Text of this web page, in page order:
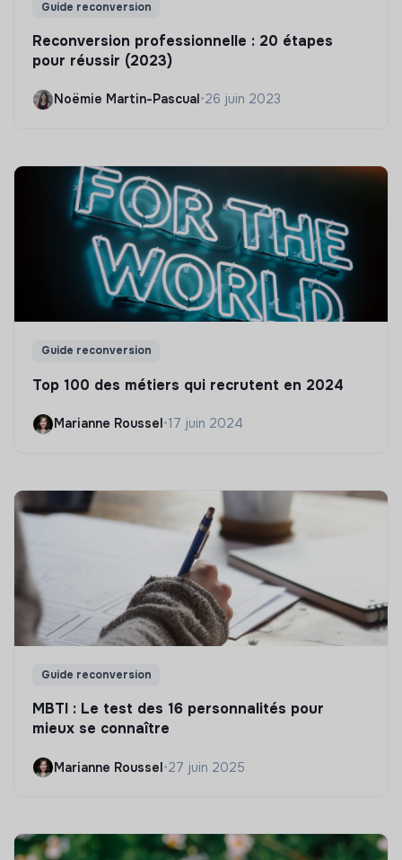
Guide reconversion
Reconversion professionnelle : 20 étapes
pour réussir (2023)
Noëmie Martin-Pascual •26 juin 2023
Guide reconversion
Top 100 des métiers qui recrutent en 2024
Marianne Roussel•17 juin 2024
Guide reconversion
MBTI : Le test des 16 personnalités pour
mieux se connaître
Marianne Roussel•27 juin 2025